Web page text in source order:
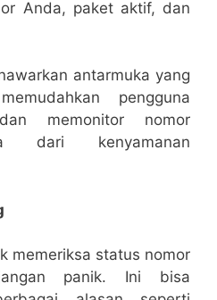
Anda, paket aktif, dan
antarmuka yang
pengguna
memonitor nomor
dari kenyamanan
memeriksa status nomor
panik. Ini bisa